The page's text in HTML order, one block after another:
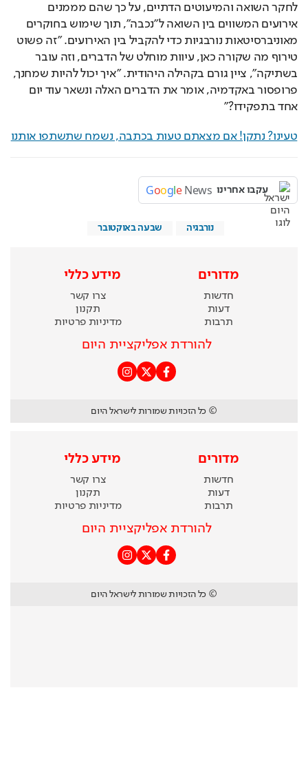
טירוף מה שקורה כאן, עיוות מוחלט של הדברים, וזה עובר
אחד בתפקידו?"
טעינו? נתקן! אם מצאתם טעות בכתבה, נשמח שתשתפו אותנו
עקבו אחרינו Google News
נורבגיה שבעה באוקטובר
מדורים
חדשות
דעות
תרבות
מידע כללי
צרו קשר
תקנון
מדיניות פרטיות
להורדת אפליקציית היום
© כל הזכויות שמורות לישראל היום
מדורים
חדשות
דעות
תרבות
מידע כללי
צרו קשר
תקנון
מדיניות פרטיות
להורדת אפליקציית היום
© כל הזכויות שמורות לישראל היום